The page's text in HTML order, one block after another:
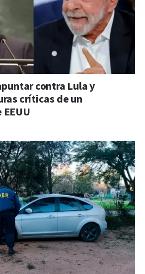
contra Lula y
críticas de un